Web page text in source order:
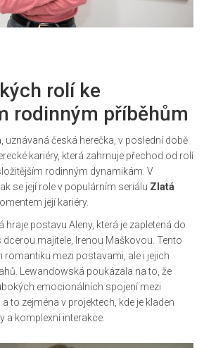
rolí ke
rodinným příběhům
uznávaná česká herečka, v poslední době
kariéry, která zahrnuje přechod od rolí
rodinným dynamikám. V
se její role v populárním seriálu Zlatá
její kariéry.
postavu Aleny, která je zapletená do
majitele, Irenou Maškovou. Tento
romantiku mezi postavami, ale i jejich
Lewandowská poukázala na to, že
emocionálních spojení mezi
to zejména v projektech, kde je kladen
a komplexní interakce.